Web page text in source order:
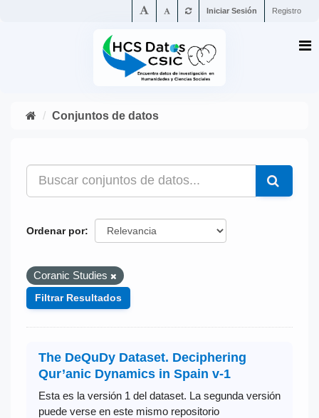
Iniciar Sesión Registro
Conjuntos de datos
Ordenar por
Coranic Studies
Filtrar Resultados
The DeQuDy Dataset. Deciphering
Qur’anic Dynamics in Spain v-1
Esta es la versión 1 del dataset. La segunda versión
puede verse en este mismo repositorio